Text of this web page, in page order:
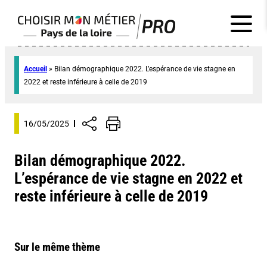
Accueil » Bilan démographique 2022. L’espérance de vie stagne en
2022 et reste inférieure à celle de 2019
16/05/2025
Bilan démographique 2022.
L’espérance de vie stagne en 2022 et
reste inférieure à celle de 2019
Sur le même thème